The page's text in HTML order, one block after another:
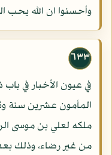
وأحسنوا ان الله يحب
٦٣٣
في عيون الأخبار في
المأمون عشرين سنة
ملكه لعلي بن موسى
من غير رضاء، وذلك